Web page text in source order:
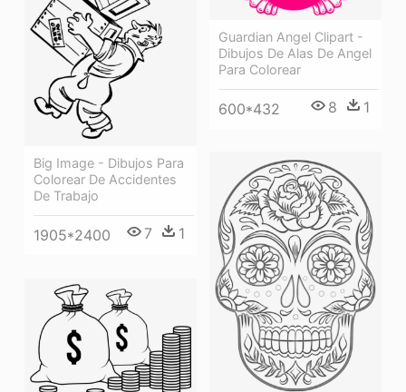
Guardian Angel Clipart -
Dibujos De Alas De Angel
Para Colorear
600*432 8 1
Big Image - Dibujos Para
Colorear De Accidentes
De Trabajo
1905*2400 7 1